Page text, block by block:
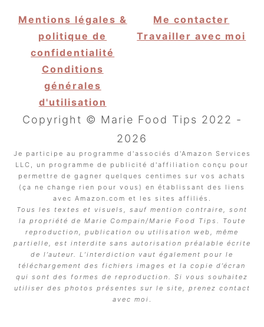
Mentions légales &
politique de
confidentialité
Conditions
générales
d'utilisation
Me contacter
Travailler avec moi
Copyright © Marie Food Tips 2022 -
2026
Je participe au programme d'associés d'Amazon Services
LLC, un programme de publicité d'affiliation conçu pour
permettre de gagner quelques centimes sur vos achats
(ça ne change rien pour vous) en établissant des liens
avec Amazon.com et les sites affiliés.
Tous les textes et visuels, sauf mention contraire, sont
la propriété de Marie Compain/Marie Food Tips. Toute
reproduction, publication ou utilisation web, même
partielle, est interdite sans autorisation préalable écrite
de l’auteur. L’interdiction vaut également pour le
téléchargement des fichiers images et la copie d’écran
qui sont des formes de reproduction. Si vous souhaitez
utiliser des photos présentes sur le site, prenez contact
avec moi .